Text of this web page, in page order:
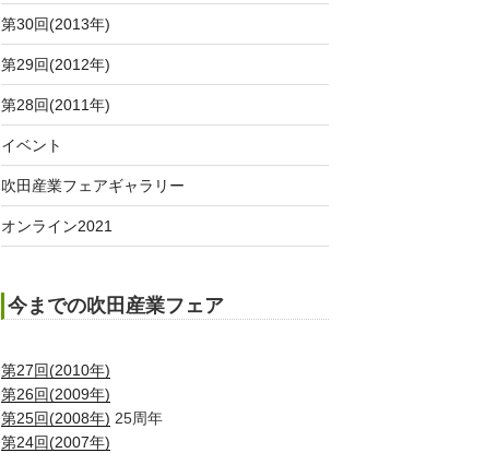
第30回(2013年)
第29回(2012年)
第28回(2011年)
イベント
吹田産業フェアギャラリー
オンライン2021
今までの吹田産業フェア
第27回(2010年)
第26回(2009年)
第25回(2008年) 25周年
第24回(2007年)